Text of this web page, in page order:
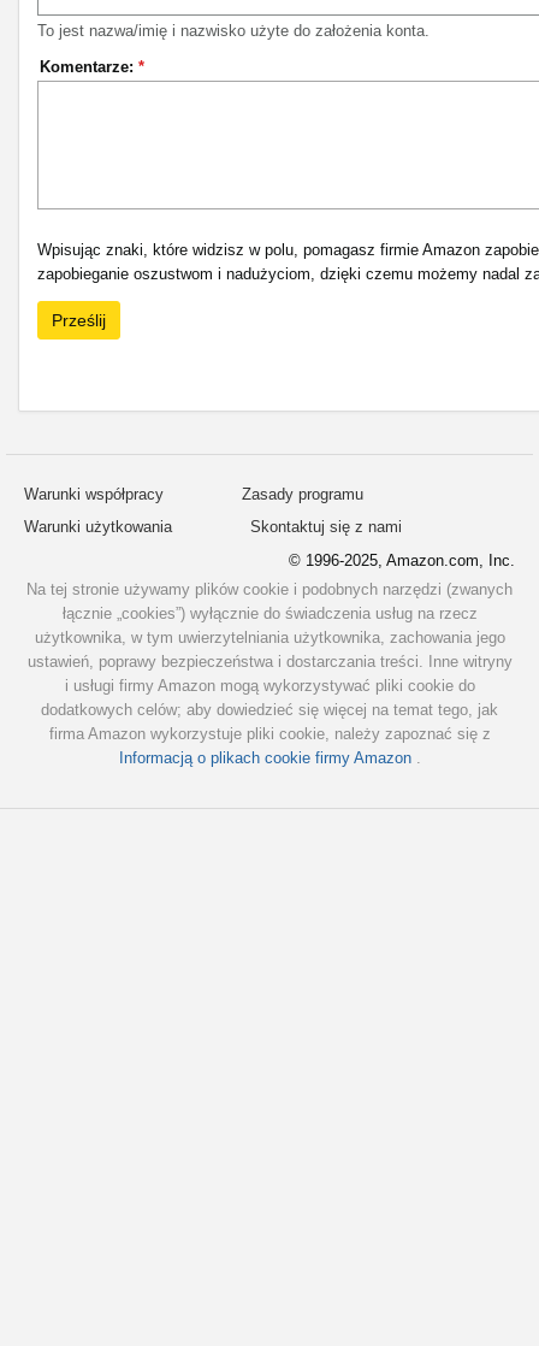
To jest nazwa/imię i nazwisko użyte do założenia konta.
Komentarze: *
Wpisując znaki, które widzisz w polu, pomagasz firmie Amazon
zapobieganie oszustwom i nadużyciom, dzięki czemu możemy nadal
Prześlij
Warunki współpracy
Zasady programu
Warunki użytkowania
Skontaktuj się z nami
© 1996-2025, Amazon.com, Inc.
Na tej stronie używamy plików cookie i podobnych narzędzi (zwanych
łącznie „cookies”) wyłącznie do świadczenia usług na rzecz
użytkownika, w tym uwierzytelniania użytkownika, zachowania jego
ustawień, poprawy bezpieczeństwa i dostarczania treści. Inne witryny
i usługi firmy Amazon mogą wykorzystywać pliki cookie do
dodatkowych celów; aby dowiedzieć się więcej na temat tego, jak
firma Amazon wykorzystuje pliki cookie, należy zapoznać się z
Informacją o plikach cookie firmy Amazon .